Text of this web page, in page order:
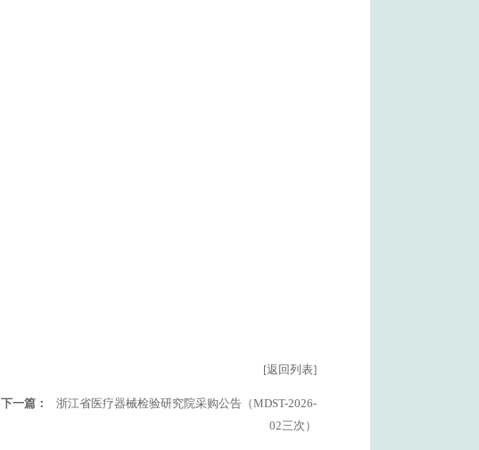
[返回列表]
下一篇：
浙江省医疗器械检验研究院采购公告（MDST-2026-
02三次）